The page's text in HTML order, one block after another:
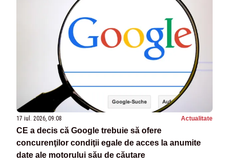
17 iul. 2026, 09:08 Actualitate
CE a decis că Google trebuie să ofere
concurenţilor condiţii egale de acces la anumite
date ale motorului său de căutare